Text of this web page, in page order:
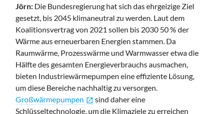
Jörn: Die Bundesregierung hat sich das ehrgeizige Ziel
gesetzt, bis 2045 klimaneutral zu werden. Laut dem
Koalitionsvertrag von 2021 sollen bis 2030 50 % der
Wärme aus erneuerbaren Energien stammen. Da
Raumwärme, Prozesswärme und Warmwasser etwa die
Hälfte des gesamten Energieverbrauchs ausmachen,
bieten Industriewärmepumpen eine effiziente Lösung,
um diese Bereiche nachhaltig zu versorgen.
Großwärmepumpen open_in_new sind daher eine
Schlüsseltechnologie, um die Klimaziele zu erreichen